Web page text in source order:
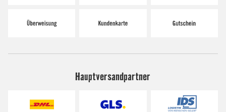
Hauptversandpartner